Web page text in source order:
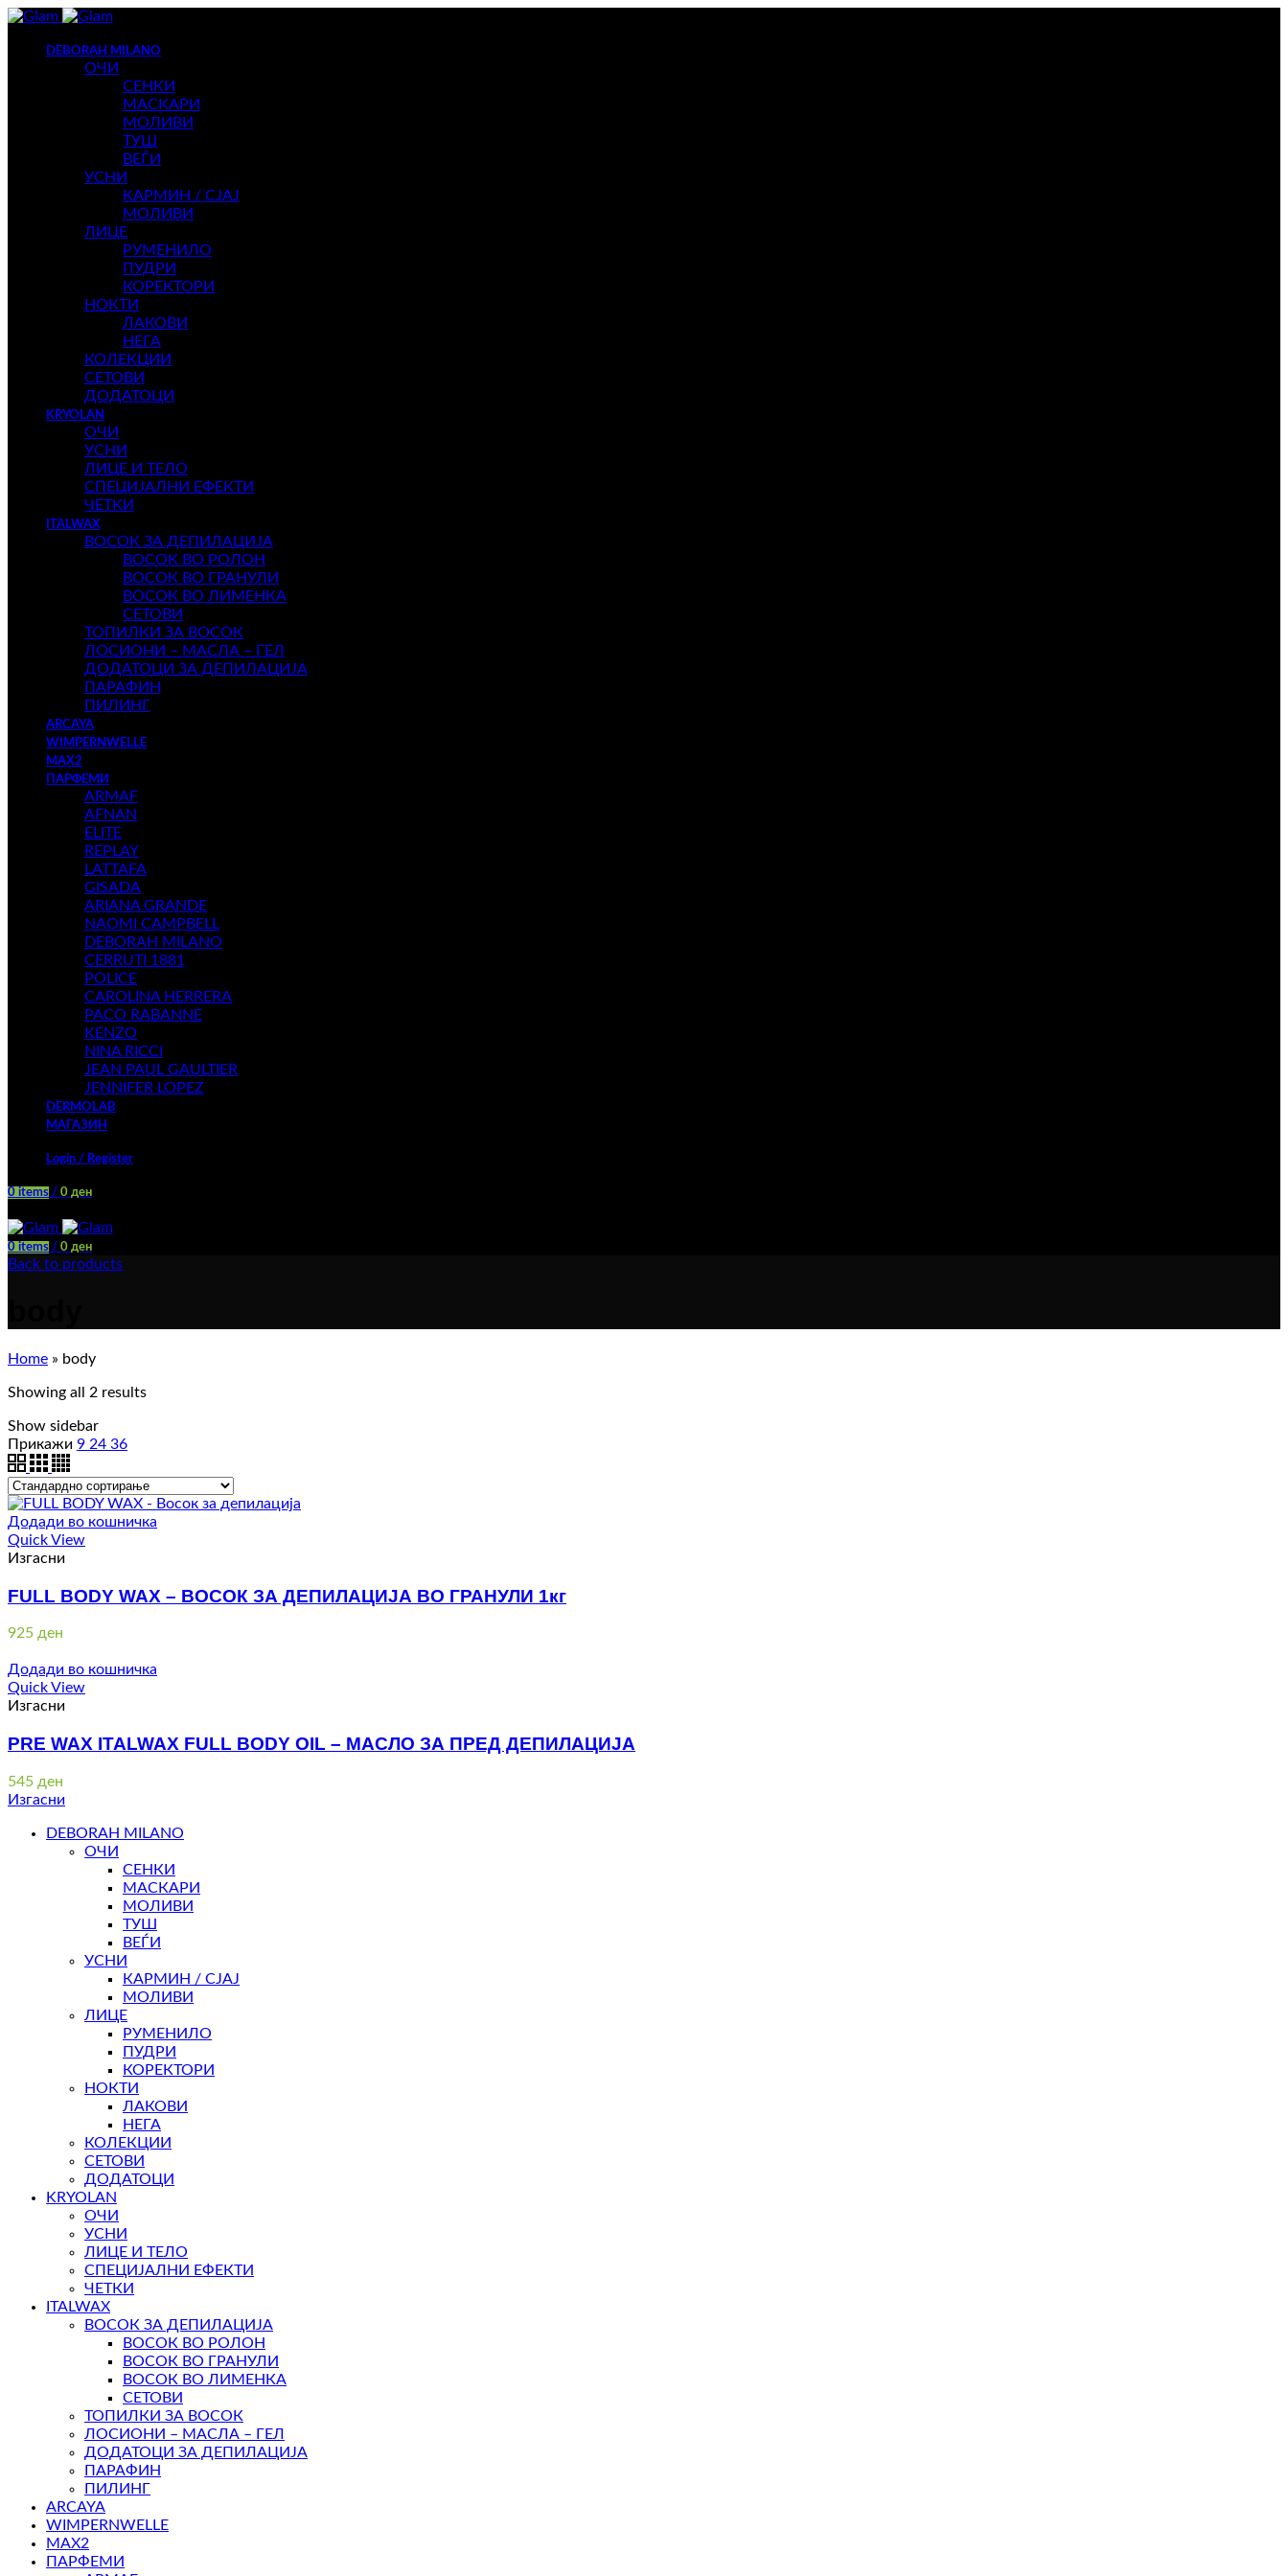
DEBORAH MILANO
ОЧИ
СЕНКИ
МАСКАРИ
МОЛИВИ
ТУШ
ВЕЃИ
УСНИ
КАРМИН / СЈАЈ
МОЛИВИ
ЛИЦЕ
РУМЕНИЛО
ПУДРИ
КОРЕКТОРИ
НОКТИ
ЛАКОВИ
НЕГА
КОЛЕКЦИИ
СЕТОВИ
ДОДАТОЦИ
KRYOLAN
ОЧИ
УСНИ
ЛИЦЕ И ТЕЛО
СПЕЦИЈАЛНИ ЕФЕКТИ
ЧЕТКИ
ITALWAX
ВОСОК ЗА ДЕПИЛАЦИЈА
ВОСОК ВО РОЛОН
ВОСОК ВО ГРАНУЛИ
ВОСОК ВО ЛИМЕНКА
СЕТОВИ
ТОПИЛКИ ЗА ВОСОК
ЛОСИОНИ – МАСЛА – ГЕЛ
ДОДАТОЦИ ЗА ДЕПИЛАЦИЈА
ПАРАФИН
ПИЛИНГ
ARCAYA
WIMPERNWELLE
MAX2
ПАРФЕМИ
ARMAF
AFNAN
ELITE
REPLAY
LATTAFA
GISADA
ARIANA GRANDE
NAOMI CAMPBELL
DEBORAH MILANO
CERRUTI 1881
POLICE
CAROLINA HERRERA
PACO RABANNE
KENZO
NINA RICCI
JEAN PAUL GAULTIER
JENNIFER LOPEZ
DERMOLAB
МАГАЗИН
Login / Register
0 items / 0 ден
0 items / 0 ден
Back to products
Home » body
Showing all 2 results
Show sidebar
Прикажи 9 24 36
Додади во кошничка
Quick View
Изгасни
FULL BODY WAX – ВОСОК ЗА ДЕПИЛАЦИЈА ВО ГРАНУЛИ 1кг
925 ден
Додади во кошничка
Quick View
Изгасни
PRE WAX ITALWAX FULL BODY OIL – МАСЛО ЗА ПРЕД ДЕПИЛАЦИЈА
545 ден
Изгасни
DEBORAH MILANO
ОЧИ
СЕНКИ
МАСКАРИ
МОЛИВИ
ТУШ
ВЕЃИ
УСНИ
КАРМИН / СЈАЈ
МОЛИВИ
ЛИЦЕ
РУМЕНИЛО
ПУДРИ
КОРЕКТОРИ
НОКТИ
ЛАКОВИ
НЕГА
КОЛЕКЦИИ
СЕТОВИ
ДОДАТОЦИ
KRYOLAN
ОЧИ
УСНИ
ЛИЦЕ И ТЕЛО
СПЕЦИЈАЛНИ ЕФЕКТИ
ЧЕТКИ
ITALWAX
ВОСОК ЗА ДЕПИЛАЦИЈА
ВОСОК ВО РОЛОН
ВОСОК ВО ГРАНУЛИ
ВОСОК ВО ЛИМЕНКА
СЕТОВИ
ТОПИЛКИ ЗА ВОСОК
ЛОСИОНИ – МАСЛА – ГЕЛ
ДОДАТОЦИ ЗА ДЕПИЛАЦИЈА
ПАРАФИН
ПИЛИНГ
ARCAYA
WIMPERNWELLE
MAX2
ПАРФЕМИ